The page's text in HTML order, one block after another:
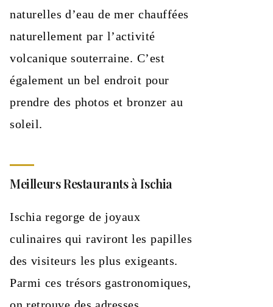
naturelles d’eau de mer chauffées
naturellement par l’activité
volcanique souterraine. C’est
également un bel endroit pour
prendre des photos et bronzer au
soleil.
Meilleurs Restaurants à Ischia
Ischia regorge de joyaux
culinaires qui raviront les papilles
des visiteurs les plus exigeants.
Parmi ces trésors gastronomiques,